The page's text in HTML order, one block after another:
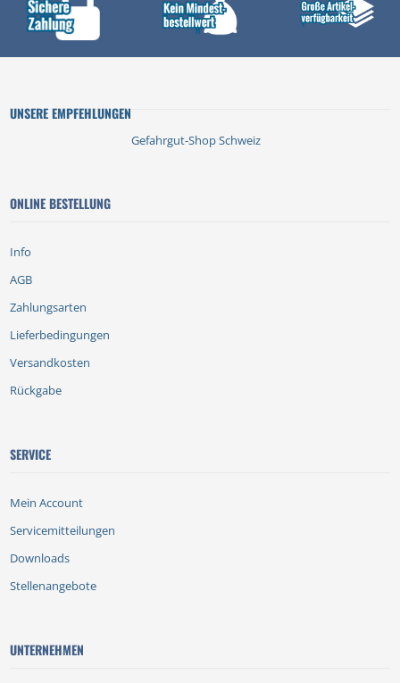
UNSERE EMPFEHLUNGEN
Gefahrgut-Shop Schweiz
ONLINE BESTELLUNG
Info
AGB
Zahlungsarten
Lieferbedingungen
Versandkosten
Rückgabe
SERVICE
Mein Account
Servicemitteilungen
Downloads
Stellenangebote
UNTERNEHMEN